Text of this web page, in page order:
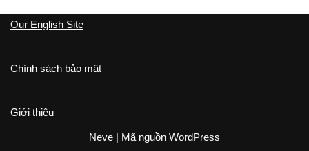
Our English Site
Chính sách bảo mật
Giới thiệu
Neve | Mã nguồn WordPress